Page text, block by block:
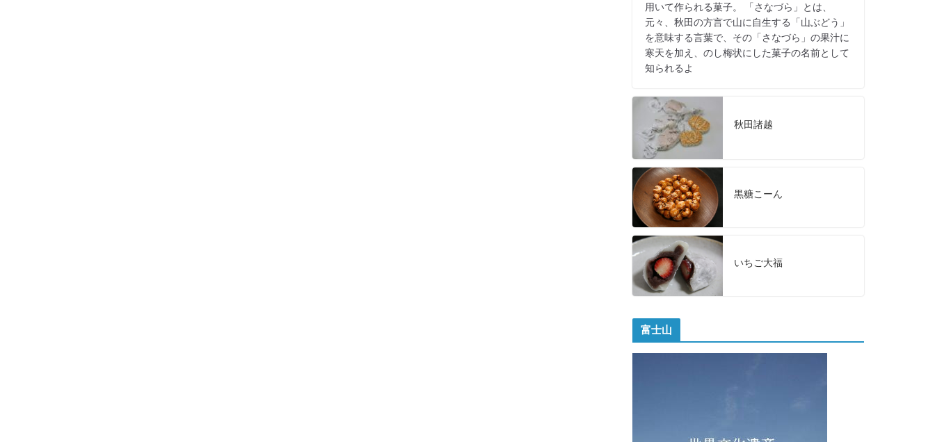
用いて作られる菓子。 「さなづら」とは、
元々、秋田の方言で山に自生する「山ぶどう」
を意味する言葉で、その「さなづら」の果汁に
寒天を加え、のし梅状にした菓子の名前として
知られるよ
秋田諸越
黒糖こーん
いちご大福
富士山